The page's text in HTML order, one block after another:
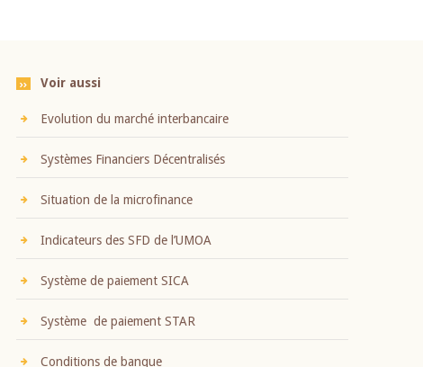
Voir aussi
Evolution du marché interbancaire
Systèmes Financiers Décentralisés
Situation de la microfinance
Indicateurs des SFD de l’UMOA
Système de paiement SICA
Système de paiement STAR
Conditions de banque